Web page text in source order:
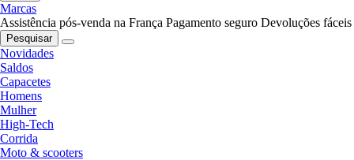
Marcas
Assistência pós-venda na França Pagamento seguro Devoluções fáceis
Pesquisar
Novidades
Saldos
Capacetes
Homens
Mulher
High-Tech
Corrida
Moto & scooters